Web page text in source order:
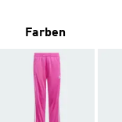
Farben